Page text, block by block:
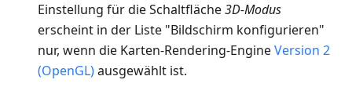
Einstellung für die Schaltfläche3D-Modus
erscheint in der Liste "Bildschirm konfigurieren"
nur, wenn die Karten-Rendering-EngineVersion 2
(OpenGL)ausgewählt ist.